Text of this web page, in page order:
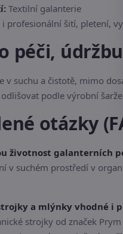
Textilní galanterie
i profesionální šití, pletení,
péči,
v suchu a čistotě, mimo
podle výrobní
otázky
životnost galanterních
v suchém prostředí v
a mlýnky vhodné i
strojky od značek